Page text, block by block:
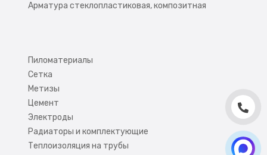
Арматура стеклопластиковая, композитная
Пиломатериалы
Сетка
Метизы
Цемент
Электроды
Радиаторы и комплектующие
Теплоизоляция на трубы